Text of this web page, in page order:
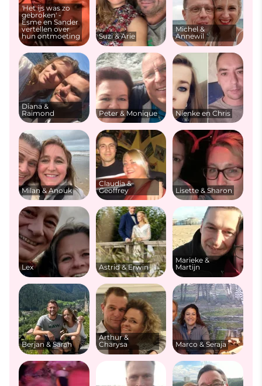
'Het ijs was zo
gebroken' -
Esme en Sander
vertellen over
hun ontmoeting
Suzi & Arie
Michel &
Annewil
Diana &
Raimond
Peter & Monique Nienke en Chris
Milan & Anouk
Claudia &
Geoffrey
Lisette & Sharon
Lex Astrid & Erwin
Marieke &
Martijn
Berjan & Sarah
Arthur &
Charysa
Marco & Seraja